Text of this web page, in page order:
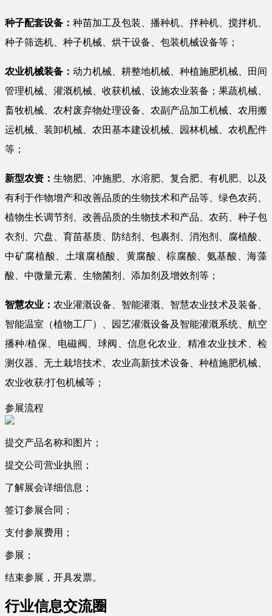
种子配套设备： 种苗加工及包装、播种机、拌种机、搅拌机、
种子筛选机、种子机械、烘干设备、包装机械设备等；
农业机械装备： 动力机械、耕整地机械、种植施肥机械、田间
管理机械、灌溉机械、收获机械、设施农业装备；果蔬机械、
畜牧机械、农村废弃物处理设备、农副产品加工机械、农用搬
运机械、装卸机械、农田基本建设机械、园林机械、农机配件
等；
新型农资： 生物肥、冲施肥、水溶肥、复合肥、有机肥、以及
有利于作物增产和改善品质的生物技术和产品等、绿色农药、
植物生长调节剂、改善品质的生物技术和产品、农药、种子包
衣剂、穴盘、育苗基质、防结剂、包裹剂、消泡剂、腐植酸、
中矿腐植酸、土壤腐植酸、黄腐酸、棕腐酸、氨基酸、海藻
酸、中微量元素、生物菌剂、添加剂及增效剂等；
智慧农业： 农业灌溉设备、智能灌溉、智慧农业技术及装备、
智能温室（植物工厂）、园艺灌溉设备及智能灌溉系统、航空
播种/植保、电磁阀、球阀、信息化农业、精准农业技术、检
测仪器、无土栽培技术、农业高新技术设备、种植施肥机械、
农业收获/打包机械等；
参展流程
提交产品名称和图片；
提交公司营业执照；
了解展会详细信息；
签订参展合同；
支付参展费用；
参展；
结束参展，开具发票。
行业信息交流圈